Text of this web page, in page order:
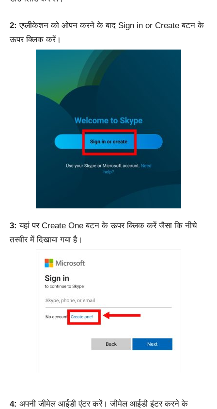
2: एप्लीकेशन को ओपन करने के बाद Sign in or Create बटन के
ऊपर क्लिक करें।
3: यहां पर Create One बटन के ऊपर क्लिक करें जैसा कि नीचे
तस्वीर में दिखाया गया है।
4: अपनी जीमेल आईडी एंटर करें। जीमेल आईडी इंटर करने के